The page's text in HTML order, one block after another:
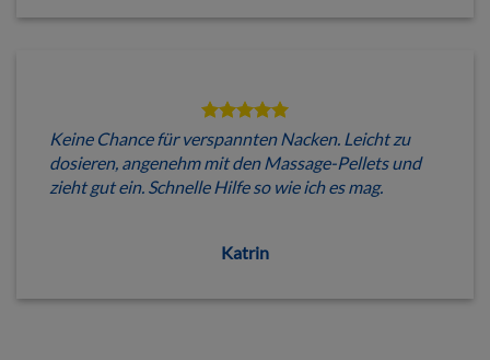
Keine Chance für verspannten Nacken. Leicht zu
dosieren, angenehm mit den Massage-Pellets und
zieht gut ein. Schnelle Hilfe so wie ich es mag.
Katrin